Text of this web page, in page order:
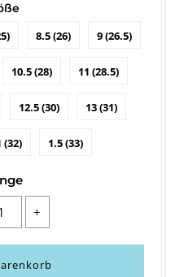
8.5 (26) 9 (26.5)
10.5 (28) 11 (28.5)
12.5 (30) 13 (31)
(32) 1.5 (33)
+